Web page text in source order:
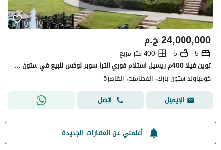
ج.م24,000,000
5
5
400 متر مربع
توين فيلا 400م ريسيل استلام فوري الترا سوبر لوكس للبيع في ستون بارك التجمع الخامس Stone Park New Cairo
كومباوند ستون بارك، القطامية، القاهرة
الإيميل
اتصل
أعلمني عن العقارات الجديدة